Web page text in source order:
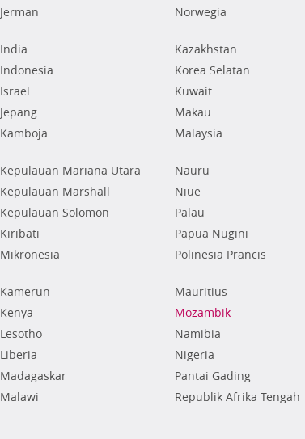
Jerman
Norwegia
India
Indonesia
Israel
Jepang
Kamboja
Kazakhstan
Korea Selatan
Kuwait
Makau
Malaysia
Kepulauan Mariana Utara
Kepulauan Marshall
Kepulauan Solomon
Kiribati
Mikronesia
Nauru
Niue
Palau
Papua Nugini
Polinesia Prancis
Kamerun
Kenya
Lesotho
Liberia
Madagaskar
Malawi
Mauritius
Mozambik
Namibia
Nigeria
Pantai Gading
Republik Afrika Tengah